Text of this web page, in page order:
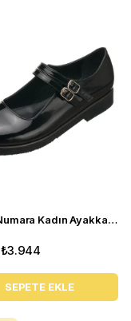
Büyük Numara Kadın Ayakkabı Babet MYG0403 siyah R
₺3.944
SEPETE EKLE